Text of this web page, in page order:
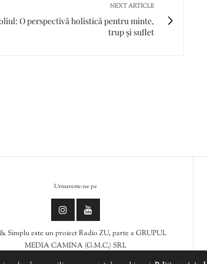
NEXT ARTICLE
O perspectivă holistică pentru minte,
trup și suflet
Urmareste-ne pe
Simplu este un proiect Radio ZU, parte a GRUPUL
MEDIA CAMINA (G.M.C.) SRL